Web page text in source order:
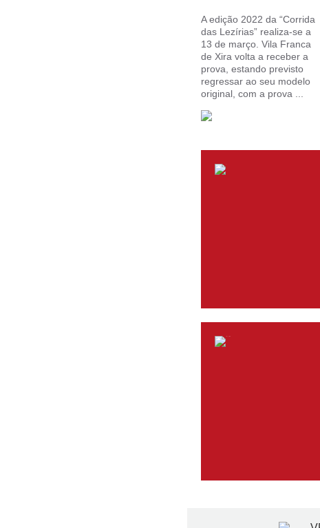
A edição 2022 da “Corrida
das Lezírias” realiza-se a
13 de março. Vila Franca
de Xira volta a receber a
prova, estando previsto
regressar ao seu modelo
original, com a prova ...